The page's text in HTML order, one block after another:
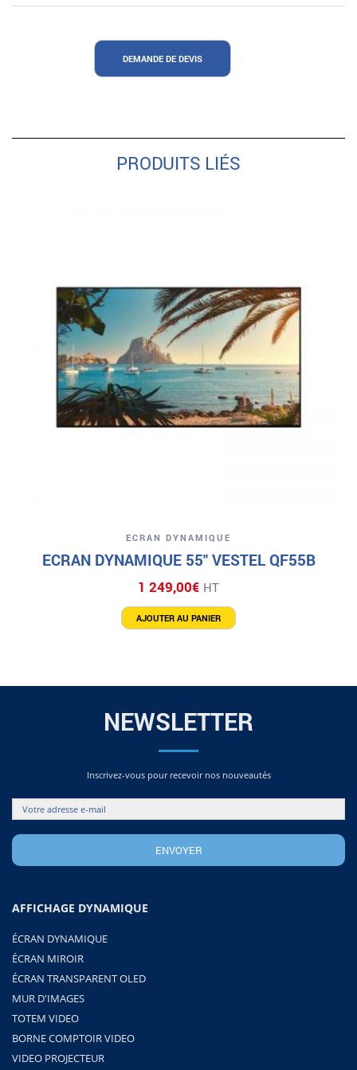
DEMANDE DE DEVIS
PRODUITS LIÉS
ECRAN DYNAMIQUE
ECRAN DYNAMIQUE 55″ VESTEL QF55B
1 249,00€ HT
AJOUTER AU PANIER
NEWSLETTER
Inscrivez-vous pour recevoir nos nouveautés
AFFICHAGE DYNAMIQUE
ÉCRAN DYNAMIQUE
ÉCRAN MIROIR
ÉCRAN TRANSPARENT OLED
MUR D'IMAGES
TOTEM VIDEO
BORNE COMPTOIR VIDEO
VIDEO PROJECTEUR